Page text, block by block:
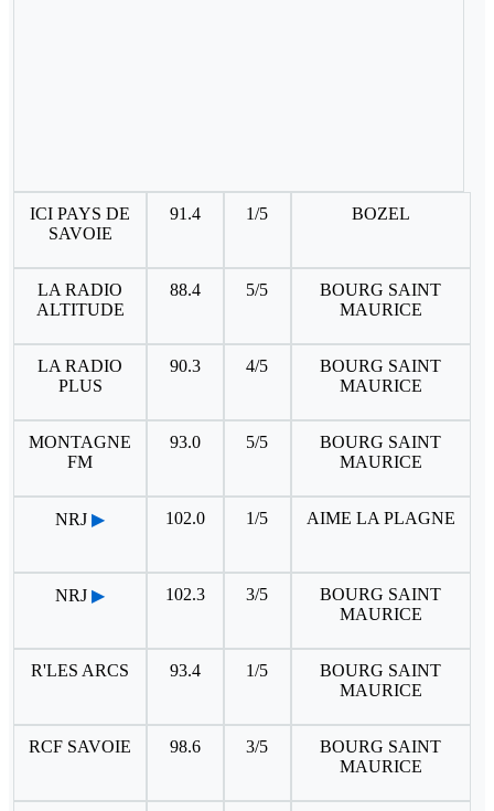
ICI PAYS DE
SAVOIE
91.4 1/5 BOZEL
LA RADIO
ALTITUDE
88.4 5/5
BOURG SAINT
MAURICE
LA RADIO
PLUS
90.3 4/5
BOURG SAINT
MAURICE
MONTAGNE
FM
93.0 5/5
BOURG SAINT
MAURICE
NRJ ▶ 102.0 1/5 AIME LA PLAGNE
NRJ ▶ 102.3 3/5
BOURG SAINT
MAURICE
R'LES ARCS 93.4 1/5
BOURG SAINT
MAURICE
RCF SAVOIE 98.6 3/5
BOURG SAINT
MAURICE